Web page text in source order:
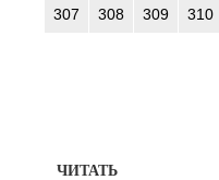
307 308 309 310
ЧИТАТЬ